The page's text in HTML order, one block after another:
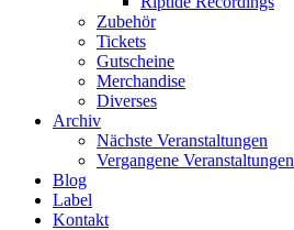
Zubehör
Tickets
Gutscheine
Merchandise
Diverses
Archiv
Nächste Veranstaltungen
Vergangene Veranstaltungen
Blog
Label
Kontakt